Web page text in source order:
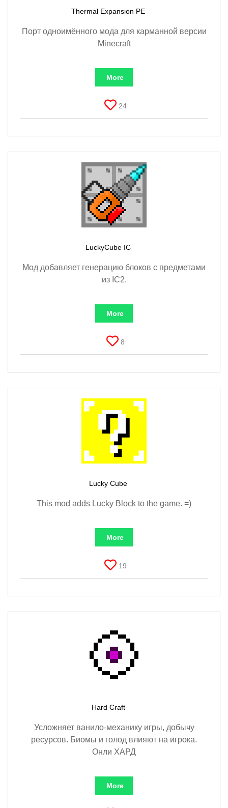
Thermal Expansion PE
Порт одноимённого мода для карманной версии
Minecraft
More
24
LuckyCube IC
Мод добавляет генерацию блоков с предметами
из IC2.
More
8
Lucky Cube
This mod adds Lucky Block to the game. =)
More
19
Hard Craft
Усложняет ванило-механику игры, добычу
ресурсов. Биомы и голод влияют на игрока.
Онли ХАРД
More